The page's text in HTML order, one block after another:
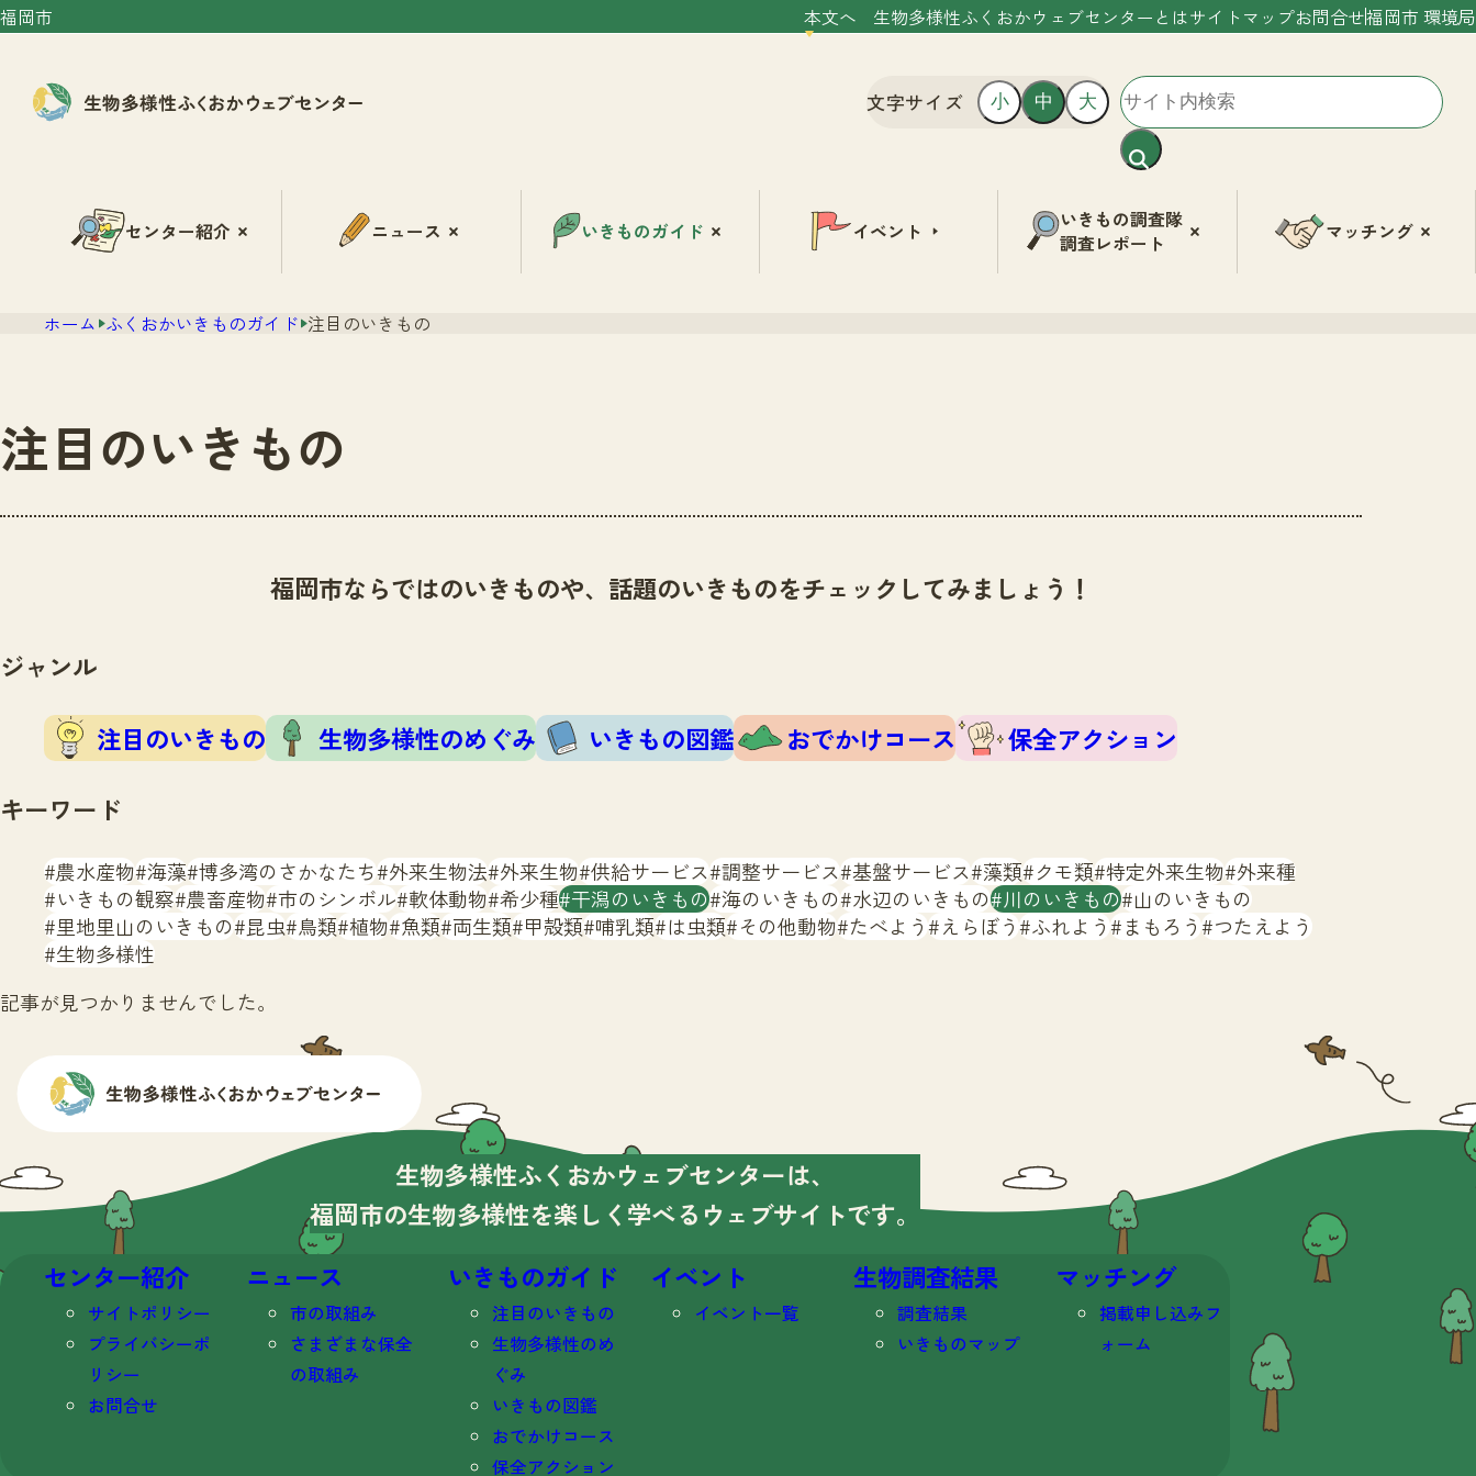
福岡市 本文へ 生物多様性ふくおかウェブセンターとはサイトマップお問合せ福岡市 環境局
文字サイズ 小 中 大
センター紹介 ニュース いきものガイド イベント
いきもの調査隊
調査レポート
マッチング
ホーム ふくおかいきものガイド 注目のいきもの
注目のいきもの
福岡市ならではのいきものや、話題のいきものをチェックしてみましょう！
ジャンル
注目のいきもの 生物多様性のめぐみ いきもの図鑑 おでかけコース
保全アクション
キーワード
農水産物 海藻 博多湾のさかなたち 外来生物法 外来生物 供給サービス 調整サービス 基盤サービス 藻類 クモ類 特定外来生物 外来種
いきもの観察 農畜産物 市のシンボル 軟体動物 希少種 干潟のいきもの 海のいきもの 水辺のいきもの 川のいきもの 山のいきもの
里地里山のいきもの 昆虫 鳥類 植物 魚類 両生類 甲殻類 哺乳類 は虫類 その他動物 たべよう えらぼう ふれよう まもろう つたえよう
生物多様性
記事が見つかりませんでした。
生物多様性ふくおかウェブセンターは、
福岡市の生物多様性を楽しく学べる ウェブサイトです。
センター紹介
サイトポリシー
プライバシーポ
リシー
お問合せ
ニュース
市の取組み
さまざまな保全
の取組み
いきものガイド
注目のいきもの
生物多様性のめ
ぐみ
いきもの図鑑
おでかけコース
保全アクション
イベント
イベント一覧
生物調査結果
調査結果
いきものマップ
マッチング
掲載申し込みフ
ォーム